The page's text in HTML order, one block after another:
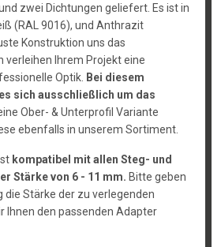
zwei Dichtungen geliefert. Es ist in
(RAL 9016), und Anthrazit
Konstruktion uns das
verleihen Ihrem Projekt eine
Optik. Bei diesem
sich ausschließlich um das
Ober- & Unterprofil Variante
ebenfalls in unserem Sortiment.
kompatibel mit allen Steg- und
Stärke von 6 - 11 mm. Bitte geben
die Stärke der zu verlegenden
Ihnen den passenden Adapter